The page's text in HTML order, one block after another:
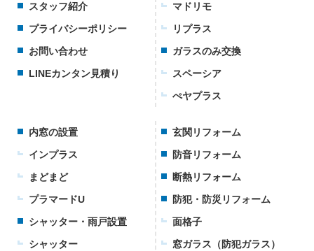
スタッフ紹介
プライバシーポリシー
お問い合わせ
LINEカンタン見積り
マドリモ
リプラス
ガラスのみ交換
スペーシア
ぺヤプラス
内窓の設置
インプラス
まどまど
プラマードU
シャッター・雨戸設置
シャッター
玄関リフォーム
防音リフォーム
断熱リフォーム
防犯・防災リフォーム
面格子
窓ガラス（防犯ガラス）